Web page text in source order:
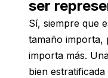
ser
Sí, siempre que
tamaño importa,
importa más.
bien